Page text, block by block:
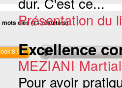
Présentation du
8.9 € Téléchargement
clés (11 résultats)
Excellence
MEZIANI Martial
Pour avoir